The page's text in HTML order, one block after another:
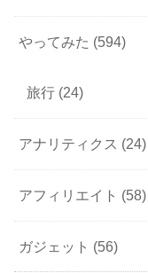
やってみた (594)
旅行 (24)
アナリティクス (24)
アフィリエイト (58)
ガジェット (56)